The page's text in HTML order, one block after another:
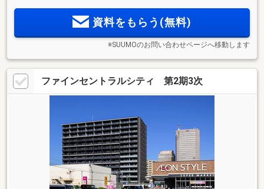
資料をもらう(無料)
※SUUMOのお問い合わせページへ移動します
ファインセントラルシティ 第2期3次